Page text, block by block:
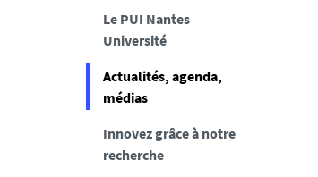
Le PUI Nantes
Université
Actualités, agenda,
médias
Innovez grâce à notre
recherche